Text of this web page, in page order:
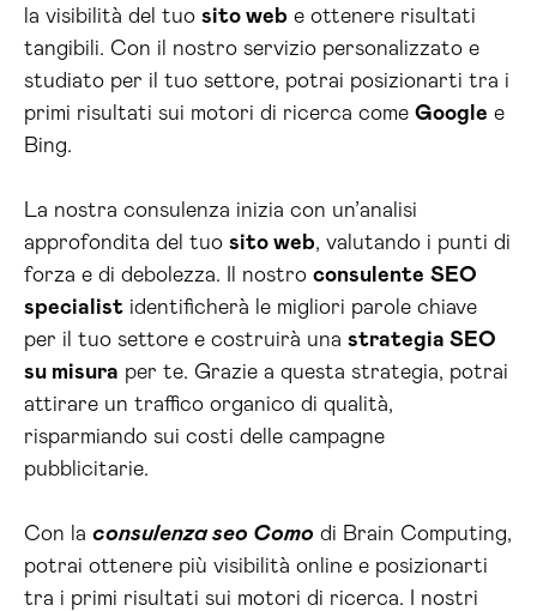
la visibilità del tuo sito web e ottenere risultati
tangibili. Con il nostro servizio personalizzato e
studiato per il tuo settore, potrai posizionarti tra i
primi risultati sui motori di ricerca come Google e
Bing.
La nostra consulenza inizia con un’analisi
approfondita del tuo sito web, valutando i punti di
forza e di debolezza. Il nostro consulente SEO
specialist identificherà le migliori parole chiave
per il tuo settore e costruirà una strategia SEO
su misura per te. Grazie a questa strategia, potrai
attirare un traffico organico di qualità,
risparmiando sui costi delle campagne
pubblicitarie.
Con la consulenza seo Como di Brain Computing,
potrai ottenere più visibilità online e posizionarti
tra i primi risultati sui motori di ricerca. I nostri